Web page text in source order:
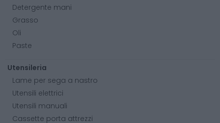
Detergente mani
Grasso
Oli
Paste
Utensileria
Lame per sega a nastro
Utensili elettrici
Utensili manuali
Cassette porta attrezzi